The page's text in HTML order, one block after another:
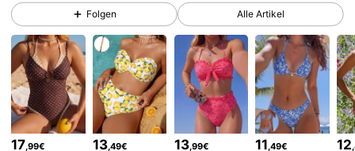
4,81 545K Follower
4,81 545K Follower
4,81 545K Follower
Folgen Alle Artikel
17,99€ 13,49€ 13,99€ 11,49€ 12